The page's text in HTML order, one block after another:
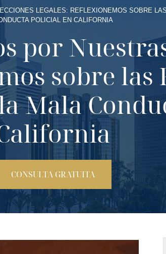
LEGALES: REFLEXIONEMOS SOBRE
POLICIAL EN CALIFORNIA
por
sobre las
Mala
CONSULTA GRATUITA